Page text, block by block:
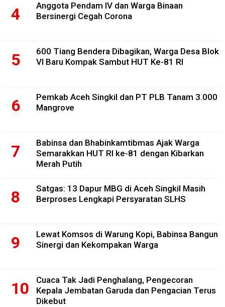
Anggota Pendam IV dan Warga Binaan
Bersinergi Cegah Corona
600 Tiang Bendera Dibagikan, Warga Desa Blok
VI Baru Kompak Sambut HUT Ke-81 RI
Pemkab Aceh Singkil dan PT PLB Tanam 3.000
Mangrove
Babinsa dan Bhabinkamtibmas Ajak Warga
Semarakkan HUT RI ke-81 dengan Kibarkan
Merah Putih
Satgas: 13 Dapur MBG di Aceh Singkil Masih
Berproses Lengkapi Persyaratan SLHS
Lewat Komsos di Warung Kopi, Babinsa Bangun
Sinergi dan Kekompakan Warga
Cuaca Tak Jadi Penghalang, Pengecoran
Kepala Jembatan Garuda dan Pengacian Terus
Dikebut